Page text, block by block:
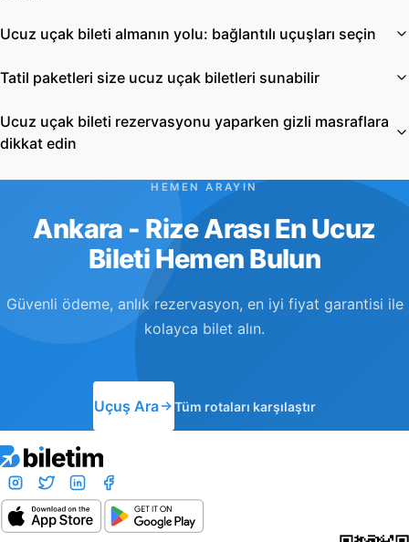
Ucuz uçak bileti almanın yolu: bağlantılı uçuşları seçin
Tatil paketleri size ucuz uçak biletleri sunabilir
Ucuz uçak bileti rezervasyonu yaparken gizli masraflara
dikkat edin
HEMEN ARAYIN
Ankara - Rize Arası En Ucuz
Bileti Hemen Bulun
Güvenli ödeme, anlık rezervasyon, en iyi fiyat garantisi ile
kolayca bilet alın.
Uçuş Ara Tüm rotaları karşılaştır